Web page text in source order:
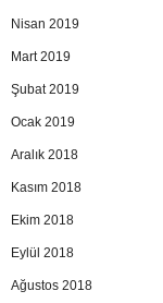
Nisan 2019
Mart 2019
Şubat 2019
Ocak 2019
Aralık 2018
Kasım 2018
Ekim 2018
Eylül 2018
Ağustos 2018